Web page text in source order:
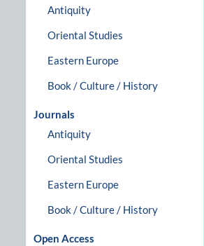
Antiquity
Oriental Studies
Eastern Europe
Book / Culture / History
Journals
Antiquity
Oriental Studies
Eastern Europe
Book / Culture / History
Open Access